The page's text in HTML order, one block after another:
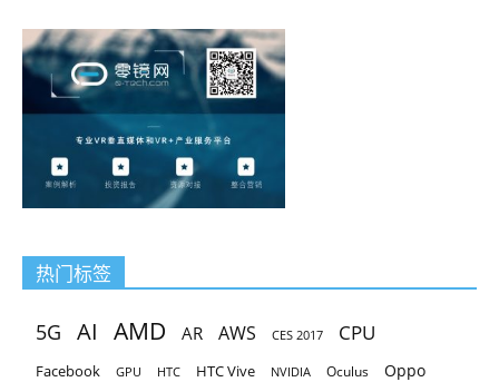
热门标签
5G AI AMD AR AWS CES 2017 CPU
Facebook GPU HTC HTC Vive NVIDIA Oculus Oppo